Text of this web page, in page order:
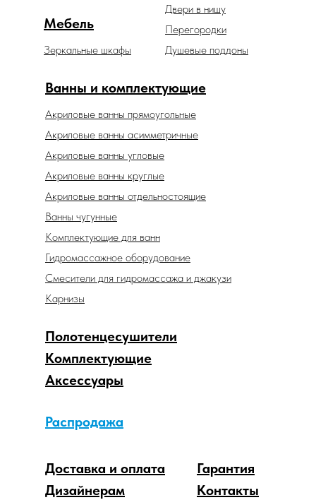
Ванны и комплектующие
Акриловые ванны прямоугольные
Зеркальные шкафы
Мебель
Двери в нишу
Перегородки
Аксессуары
Распродажа
Комплектующие
Дизайнерам
Доставка и оплата
Гарантия
Контакты
Душевые поддоны
Акриловые ванны отдельностоящие
Акриловые ванны асимметричные
Акриловые ванны угловые
Акриловые ванны круглые
Ванны чугунные
Комплектующие для ванн
Гидромассажное оборудование
Смесители для гидромассажа и джакузи
Карнизы
Полотенцесушители